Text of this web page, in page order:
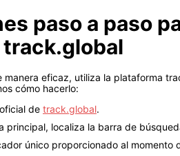
paso a paso
manera eficaz, utiliza la plataforma
cómo hacerlo:
de track.global.
principal, localiza la barra de
único proporcionado al